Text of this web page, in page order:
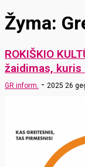
Žyma:
ROKIŠKIO
žaidimas, kuris
GR inform. - 2025 26